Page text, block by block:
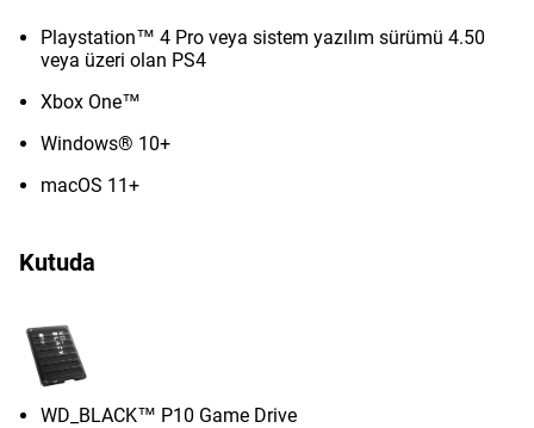
Playstation™ 4 Pro veya sistem yazılım sürümü 4.50
veya üzeri olan PS4
Xbox One™
Windows® 10+
macOS 11+
Kutuda
WD_BLACK™ P10 Game Drive